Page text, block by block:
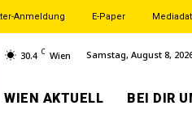
Anmeldung E-Paper
30.4 C Wien Samstag, August 8,
WIEN AKTUELL BEI DIR